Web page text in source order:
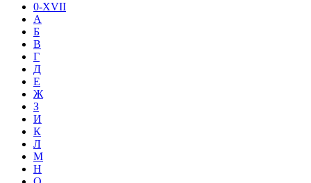
0-XVII
А
Б
В
Г
Д
Е
Ж
З
И
К
Л
М
Н